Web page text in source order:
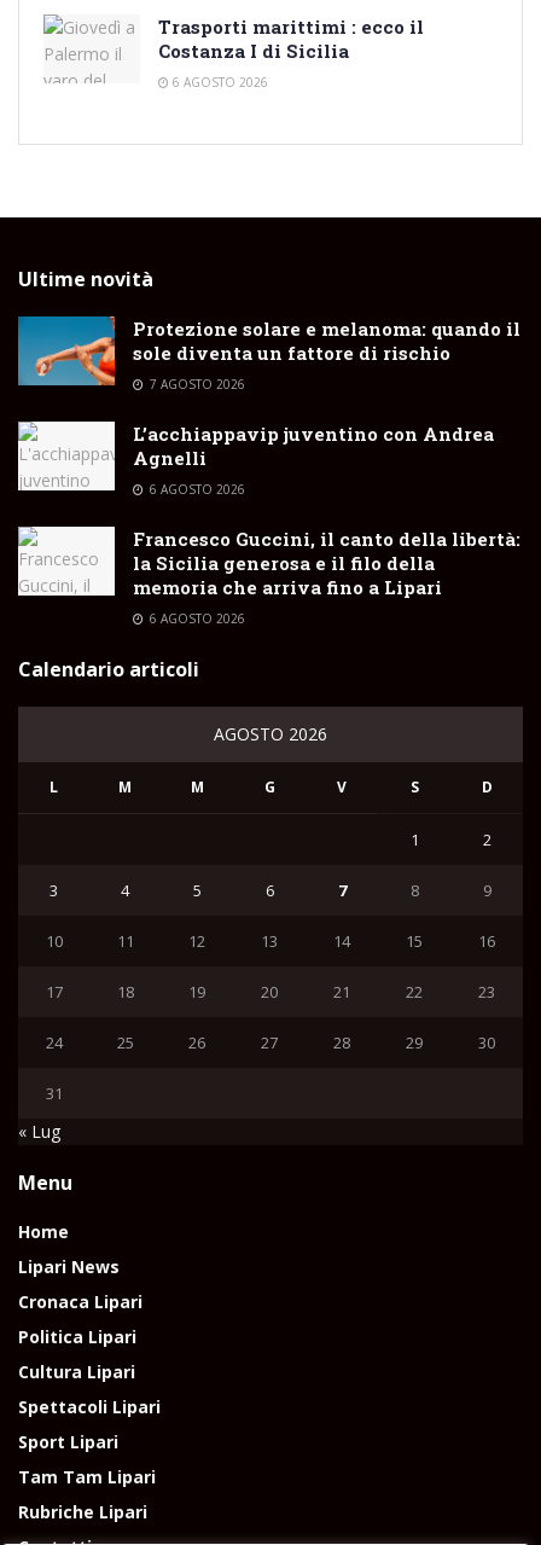
Trasporti marittimi : ecco il
Costanza I di Sicilia
6 AGOSTO 2026
Ultime novità
Protezione solare e melanoma: quando il
sole diventa un fattore di rischio
7 AGOSTO 2026
L’acchiappavip juventino con Andrea
Agnelli
6 AGOSTO 2026
Francesco Guccini, il canto della libertà:
la Sicilia generosa e il filo della
memoria che arriva fino a Lipari
6 AGOSTO 2026
Calendario articoli
AGOSTO 2026
L M M G V S D
1 2
3 4 5 6 7 8 9
10 11 12 13 14 15 16
17 18 19 20 21 22 23
24 25 26 27 28 29 30
31
« Lug
Menu
Home
Lipari News
Cronaca Lipari
Politica Lipari
Cultura Lipari
Spettacoli Lipari
Sport Lipari
Tam Tam Lipari
Rubriche Lipari